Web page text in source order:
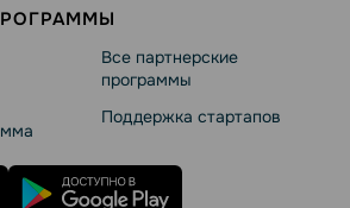
Все партнерские
программы
Поддержка стартапов